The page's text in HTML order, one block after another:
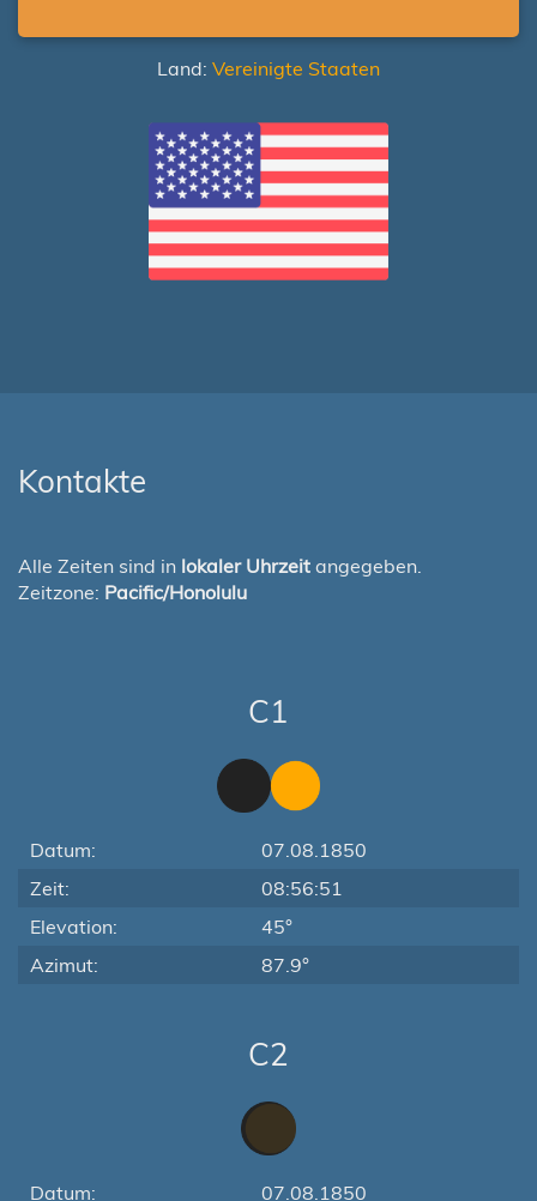
Land: Vereinigte Staaten
Kontakte
Alle Zeiten sind in lokaler Uhrzeit angegeben.
Zeitzone: Pacific/Honolulu
C1
Datum:
07.08.1850
Zeit:
08:56:51
Elevation:
45°
Azimut:
87.9°
C2
Datum: 07.08.1850